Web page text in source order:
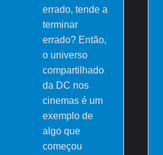
errado, tende a
terminar
errado? Então,
o universo
compartilhado
da DC nos
cinemas é um
exemplo de
algo que
começou